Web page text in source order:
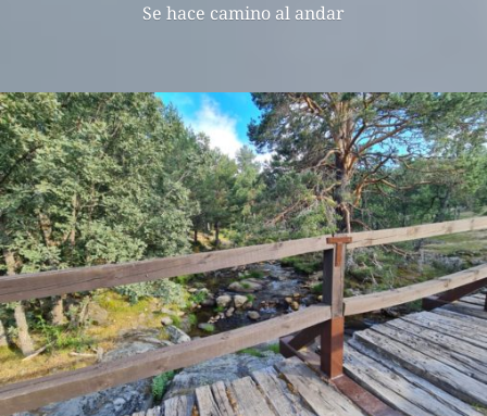
Se hace camino al andar